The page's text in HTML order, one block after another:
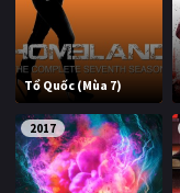
Tổ Quốc (Mùa 7)
2017